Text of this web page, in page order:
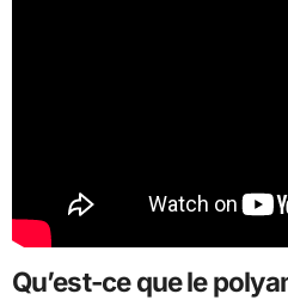
Qu’est-ce que le